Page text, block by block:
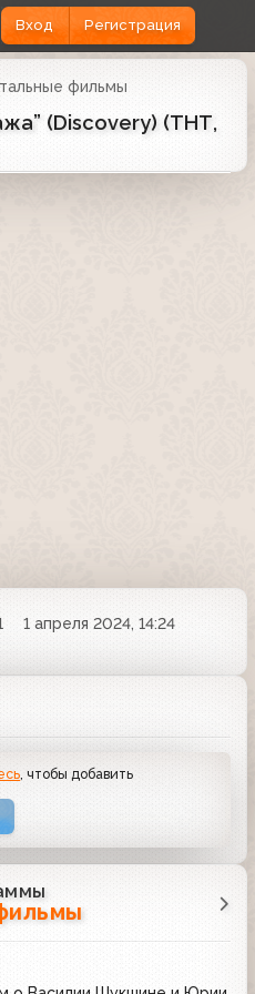
Вход Регистрация
фильмы
(Discovery) (ТНТ,
1 апреля 2024, 14:24
, чтобы добавить